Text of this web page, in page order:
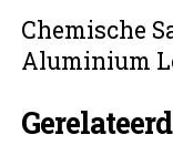
Chemische
Aluminium